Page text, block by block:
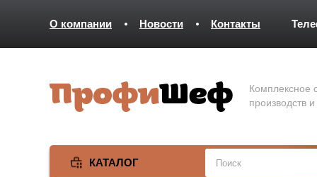
О компании Новости Контакты
Комплексное
производств
КАТАЛОГ